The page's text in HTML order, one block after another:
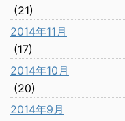
(21)
2014年11月
(17)
2014年10月
(20)
2014年9月